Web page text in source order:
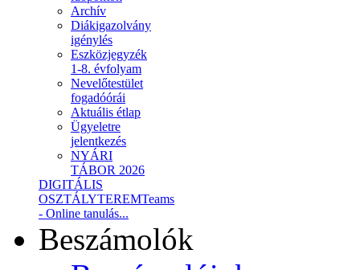
Archív
Diákigazolvány
igénylés
Eszközjegyzék
1-8. évfolyam
Nevelőtestület
fogadóórái
Aktuális étlap
Ügyeletre
jelentkezés
NYÁRI
TÁBOR 2026
DIGITÁLIS
OSZTÁLYTEREMTeams
- Online tanulás...
Beszámolók